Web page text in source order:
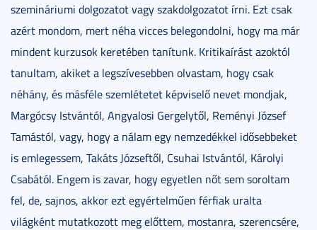
szemináriumi dolgozatot vagy szakdolgozatot írni. Ezt csak
azért mondom, mert néha vicces belegondolni, hogy ma már
mindent kurzusok keretében tanítunk. Kritikaírást azoktól
tanultam, akiket a legszívesebben olvastam, hogy csak
néhány, és másféle szemlétetet képviselő nevet mondjak,
Margócsy Istvántól, Angyalosi Gergelytől, Reményi József
Tamástól, vagy, hogy a nálam egy nemzedékkel idősebbeket
is emlegessem, Takáts Józseftől, Csuhai Istvántól, Károlyi
Csabától. Engem is zavar, hogy egyetlen nőt sem soroltam
fel, de, sajnos, akkor ezt egyértelműen férfiak uralta
világként mutatkozott meg előttem, mostanra, szerencsére,